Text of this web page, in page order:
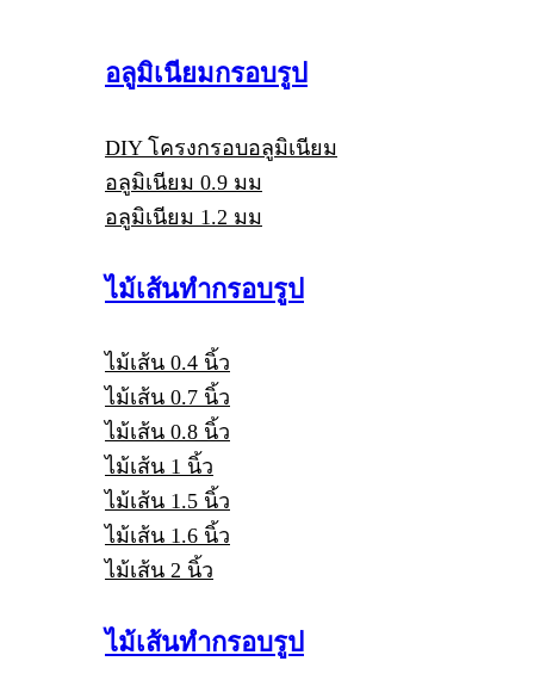
อลูมิเนียมกรอบรูป
DIY โครงกรอบอลูมิเนียม
อลูมิเนียม 0.9 มม
อลูมิเนียม 1.2 มม
ไม้เส้นทำกรอบรูป
ไม้เส้น 0.4 นิ้ว
ไม้เส้น 0.7 นิ้ว
ไม้เส้น 0.8 นิ้ว
ไม้เส้น 1 นิ้ว
ไม้เส้น 1.5 นิ้ว
ไม้เส้น 1.6 นิ้ว
ไม้เส้น 2 นิ้ว
ไม้เส้นทำกรอบรูป